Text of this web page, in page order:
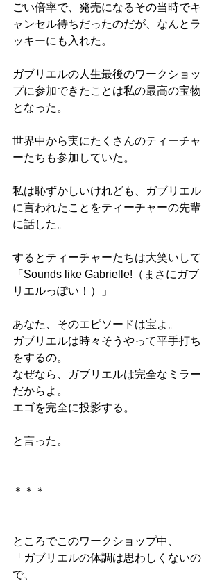
ごい倍率で、発売になるその当時でキ
ャンセル待ちだったのだが、なんとラ
ッキーにも入れた。
ガブリエルの人生最後のワークショッ
プに参加できたことは私の最高の宝物
となった。
世界中から実にたくさんのティーチャ
ーたちも参加していた。
私は恥ずかしいけれども、ガブリエル
に言われたことをティーチャーの先輩
に話した。
するとティーチャーたちは大笑いして
「Sounds like Gabrielle!（まさにガブ
リエルっぽい！）」
あなた、そのエピソードは宝よ。
ガブリエルは時々そうやって平手打ち
をするの。
なぜなら、ガブリエルは完全なミラー
だからよ。
エゴを完全に投影する。
と言った。
＊＊＊
ところでこのワークショップ中、
「ガブリエルの体調は思わしくないの
で、